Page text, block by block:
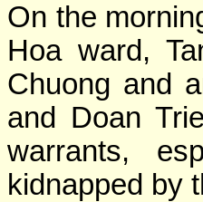
On the
Hoa ward,
Chuong and
and Doan
warrants,
kidnapped by